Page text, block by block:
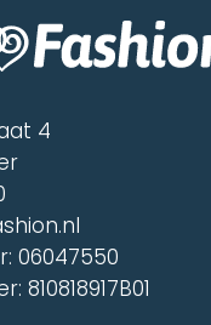
gekozen
worden
4
06047550
810818917B01